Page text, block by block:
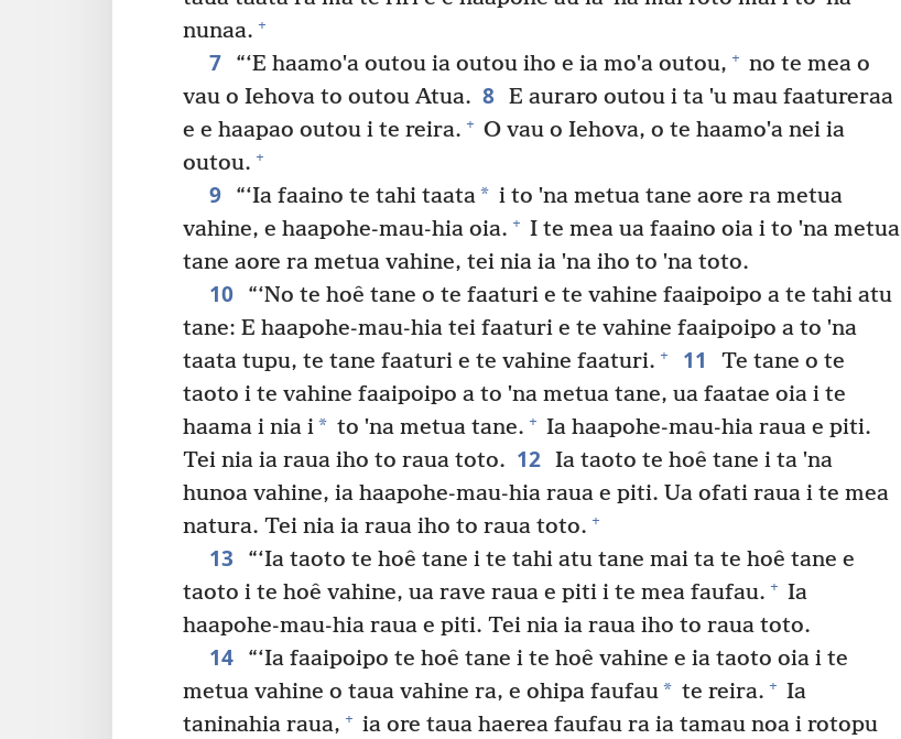
nunaa. +
7 “‘E haamoˈa outou ia outou iho e ia moˈa outou, + no te mea o
vau o Iehova to outou Atua. 8 E auraro outou i ta ˈu mau faatureraa
e e haapao outou i te reira. + O vau o Iehova, o te haamoˈa nei ia
outou. +
9 “‘Ia faaino te tahi taata* i to ˈna metua tane aore ra metua
vahine, e haapohe-mau-hia oia. + I te mea ua faaino oia i to ˈna metua
tane aore ra metua vahine, tei nia ia ˈna iho to ˈna toto.
10
“‘No te hoê tane o te faaturi e te vahine faaipoipo a te tahi atu
tane: E haapohe-mau-hia tei faaturi e te vahine faaipoipo a to ˈna
taata tupu, te tane faaturi e te vahine faaturi. + 11
Te tane o te
taoto i te vahine faaipoipo a to ˈna metua tane, ua faatae oia i te
haama i nia i* to ˈna metua tane. + Ia haapohe-mau-hia raua e piti.
Tei nia ia raua iho to raua toto. 12 Ia taoto te hoê tane i ta ˈna
hunoa vahine, ia haapohe-mau-hia raua e piti. Ua ofati raua i te mea
natura. Tei nia ia raua iho to raua toto. +
13
“‘Ia taoto te hoê tane i te tahi atu tane mai ta te hoê tane e
taoto i te hoê vahine, ua rave raua e piti i te mea faufau. + Ia
haapohe-mau-hia raua e piti. Tei nia ia raua iho to raua toto.
14
“‘Ia faaipoipo te hoê tane i te hoê vahine e ia taoto oia i te
metua vahine o taua vahine ra, e ohipa faufau* te reira. + Ia
taninahia raua, + ia ore taua haerea faufau ra ia tamau noa i rotopu